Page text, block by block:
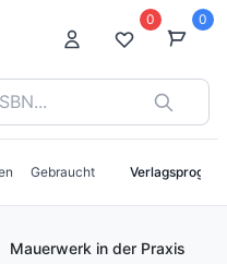
ISBN
0 0
Gebraucht
Mauerwerk in der Praxis